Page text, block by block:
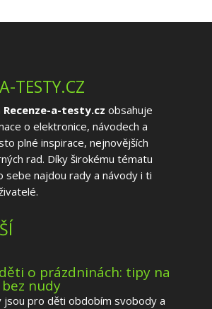
TESTY.CZ
Recenze-a-testy.cz obsahuje
o elektronice, návodech a
plné inspirace, nejnovějších
rad. Díky širokému tématu
sebe najdou rady a návody i ti
o prázdninách: tipy na
nudy
jsou pro děti obdobím svobody a